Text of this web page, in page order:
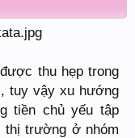
thu hẹp trong
tuy vậy xu hướng
tiền chủ yếu tập
thị trường ở nhóm